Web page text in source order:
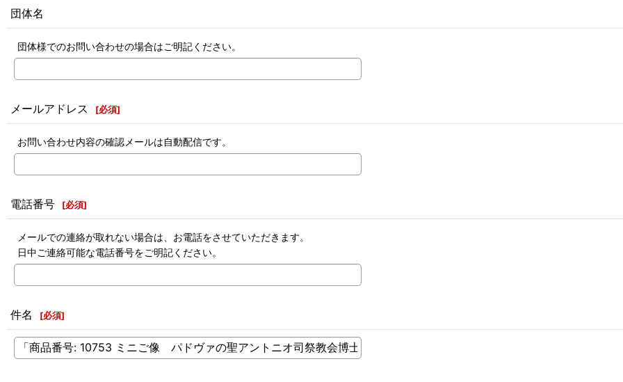
団体名
団体様でのお問い合わせの場合はご明記ください。
メールアドレス [必須]
お問い合わせ内容の確認メールは自動配信です。
電話番号 [必須]
メールでの連絡が取れない場合は、お電話をさせていただきます。
日中ご連絡可能な電話番号をご明記ください。
件名 [必須]